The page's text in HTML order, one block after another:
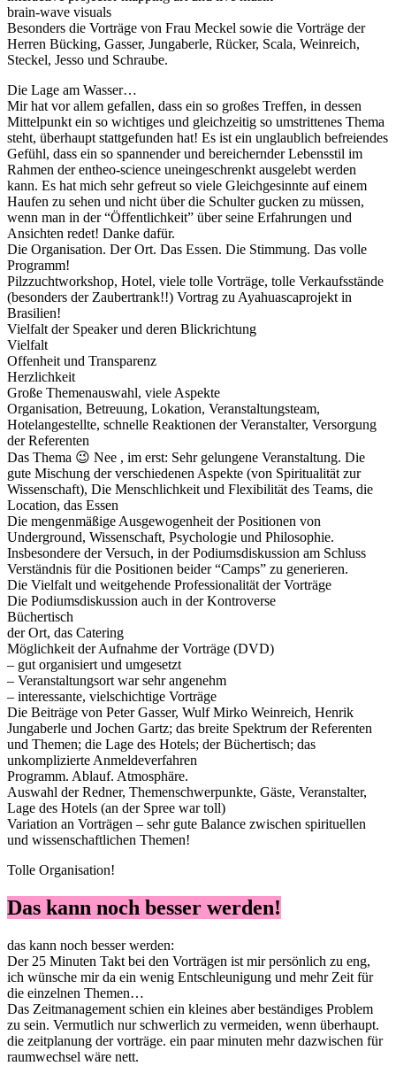
brain-wave visuals
Besonders die Vorträge von Frau Meckel sowie die Vorträge der
Herren Bücking, Gasser, Jungaberle, Rücker, Scala, Weinreich,
Steckel, Jesso und Schraube.
Die Lage am Wasser…
Mir hat vor allem gefallen, dass ein so großes Treffen, in dessen
Mittelpunkt ein so wichtiges und gleichzeitig so umstrittenes Thema
steht, überhaupt stattgefunden hat! Es ist ein unglaublich befreiendes
Gefühl, dass ein so spannender und bereichernder Lebensstil im
Rahmen der entheo-science uneingeschrenkt ausgelebt werden
kann. Es hat mich sehr gefreut so viele Gleichgesinnte auf einem
Haufen zu sehen und nicht über die Schulter gucken zu müssen,
wenn man in der “Öffentlichkeit” über seine Erfahrungen und
Ansichten redet! Danke dafür.
Die Organisation. Der Ort. Das Essen. Die Stimmung. Das volle
Programm!
Pilzzuchtworkshop, Hotel, viele tolle Vorträge, tolle Verkaufsstände
(besonders der Zaubertrank!!) Vortrag zu Ayahuascaprojekt in
Brasilien!
Vielfalt der Speaker und deren Blickrichtung
Vielfalt
Offenheit und Transparenz
Herzlichkeit
Große Themenauswahl, viele Aspekte
Organisation, Betreuung, Lokation, Veranstaltungsteam,
Hotelangestellte, schnelle Reaktionen der Veranstalter, Versorgung
der Referenten
Das Thema 😉 Nee , im erst: Sehr gelungene Veranstaltung. Die
gute Mischung der verschiedenen Aspekte (von Spiritualität zur
Wissenschaft), Die Menschlichkeit und Flexibilität des Teams, die
Location, das Essen
Die mengenmäßige Ausgewogenheit der Positionen von
Underground, Wissenschaft, Psychologie und Philosophie.
Insbesondere der Versuch, in der Podiumsdiskussion am Schluss
Verständnis für die Positionen beider “Camps” zu generieren.
Die Vielfalt und weitgehende Professionalität der Vorträge
Die Podiumsdiskussion auch in der Kontroverse
Büchertisch
der Ort, das Catering
Möglichkeit der Aufnahme der Vorträge (DVD)
– gut organisiert und umgesetzt
– Veranstaltungsort war sehr angenehm
– interessante, vielschichtige Vorträge
Die Beiträge von Peter Gasser, Wulf Mirko Weinreich, Henrik
Jungaberle und Jochen Gartz; das breite Spektrum der Referenten
und Themen; die Lage des Hotels; der Büchertisch; das
unkomplizierte Anmeldeverfahren
Programm. Ablauf. Atmosphäre.
Auswahl der Redner, Themenschwerpunkte, Gäste, Veranstalter,
Lage des Hotels (an der Spree war toll)
Variation an Vorträgen – sehr gute Balance zwischen spirituellen
und wissenschaftlichen Themen!
Tolle Organisation!
Das kann noch besser werden!
das kann noch besser werden:
Der 25 Minuten Takt bei den Vorträgen ist mir persönlich zu eng,
ich wünsche mir da ein wenig Entschleunigung und mehr Zeit für
die einzelnen Themen…
Das Zeitmanagement schien ein kleines aber beständiges Problem
zu sein. Vermutlich nur schwerlich zu vermeiden, wenn überhaupt.
die zeitplanung der vorträge. ein paar minuten mehr dazwischen für
raumwechsel wäre nett.